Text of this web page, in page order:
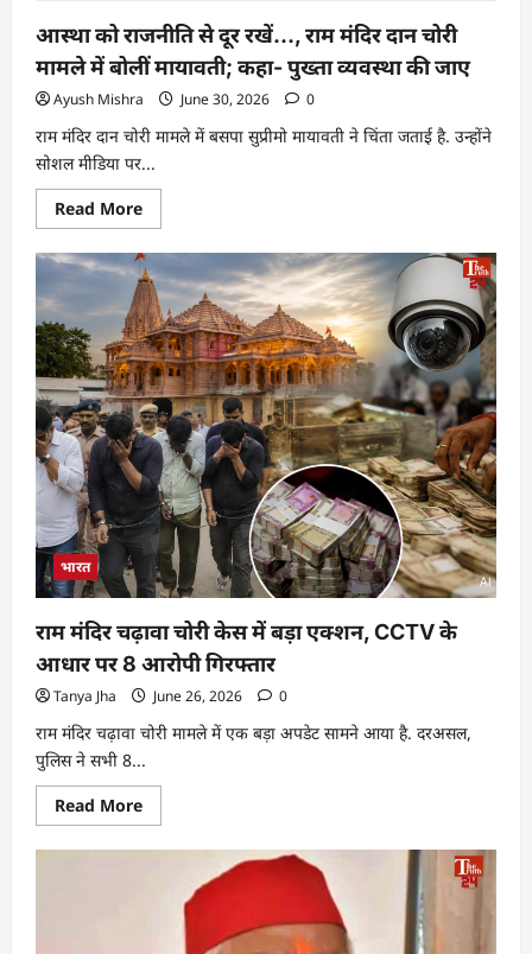
आस्था को राजनीति से दूर रखें…, राम मंदिर दान चोरी
मामले में बोलीं मायावती; कहा- पुख्ता व्यवस्था की जाए
Ayush Mishra June 30, 2026 0
राम मंदिर दान चोरी मामले में बसपा सुप्रीमो मायावती ने चिंता जताई है. उन्होंने
सोशल मीडिया पर...
Read More
भारत
राम मंदिर चढ़ावा चोरी केस में बड़ा एक्शन, CCTV के
आधार पर 8 आरोपी गिरफ्तार
Tanya Jha June 26, 2026 0
राम मंदिर चढ़ावा चोरी मामले में एक बड़ा अपडेट सामने आया है. दरअसल,
पुलिस ने सभी 8...
Read More